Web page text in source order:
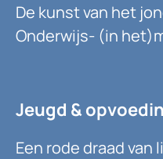
De kunst van het
Onderwijs- (in
Jeugd &
Een rode draad van